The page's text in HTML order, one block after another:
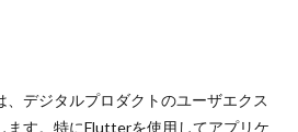
、デジタルプロダクトのユーザエクス
ます。特にFlutterを使用してアプリケ